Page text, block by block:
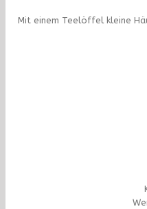
Mit einem Teelöffel kleine